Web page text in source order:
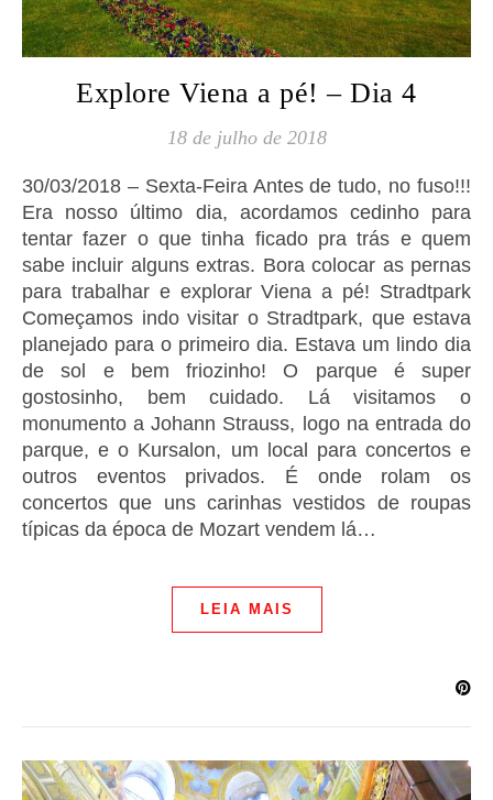
Explore Viena a pé! – Dia 4
18 de julho de 2018
30/03/2018 – Sexta-Feira Antes de tudo, no fuso!!!
Era nosso último dia, acordamos cedinho para
tentar fazer o que tinha ficado pra trás e quem
sabe incluir alguns extras. Bora colocar as pernas
para trabalhar e explorar Viena a pé! Stradtpark
Começamos indo visitar o Stradtpark, que estava
planejado para o primeiro dia. Estava um lindo dia
de sol e bem friozinho! O parque é super
gostosinho, bem cuidado. Lá visitamos o
monumento a Johann Strauss, logo na entrada do
parque, e o Kursalon, um local para concertos e
outros eventos privados. É onde rolam os
concertos que uns carinhas vestidos de roupas
típicas da época de Mozart vendem lá…
LEIA MAIS